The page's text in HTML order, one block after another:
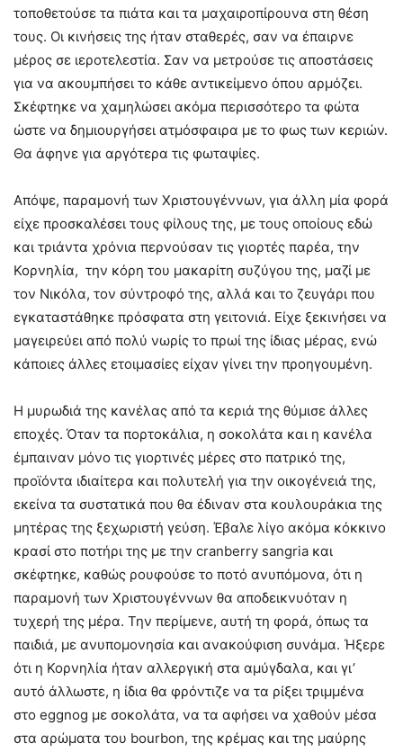
τοποθετούσε τα πιάτα και τα μαχαιροπίρουνα στη θέση
τους. Οι κινήσεις της ήταν σταθερές, σαν να έπαιρνε
μέρος σε ιεροτελεστία. Σαν να μετρούσε τις αποστάσεις
για να ακουμπήσει το κάθε αντικείμενο όπου αρμόζει.
Σκέφτηκε να χαμηλώσει ακόμα περισσότερο τα φώτα
ώστε να δημιουργήσει ατμόσφαιρα με το φως των κεριών.
Θα άφηνε για αργότερα τις φωταψίες.
Απόψε, παραμονή των Χριστουγέννων, για άλλη μία φορά
είχε προσκαλέσει τους φίλους της, με τους οποίους εδώ
και τριάντα χρόνια περνούσαν τις γιορτές παρέα, την
Κορνηλία, την κόρη του μακαρίτη συζύγου της, μαζί με
τον Νικόλα, τον σύντροφό της, αλλά και το ζευγάρι που
εγκαταστάθηκε πρόσφατα στη γειτονιά. Είχε ξεκινήσει να
μαγειρεύει από πολύ νωρίς το πρωί της ίδιας μέρας, ενώ
κάποιες άλλες ετοιμασίες είχαν γίνει την προηγουμένη.
Η μυρωδιά της κανέλας από τα κεριά της θύμισε άλλες
εποχές. Όταν τα πορτοκάλια, η σοκολάτα και η κανέλα
έμπαιναν μόνο τις γιορτινές μέρες στο πατρικό της,
προϊόντα ιδιαίτερα και πολυτελή για την οικογένειά της,
εκείνα τα συστατικά που θα έδιναν στα κουλουράκια της
μητέρας της ξεχωριστή γεύση. Έβαλε λίγο ακόμα κόκκινο
κρασί στο ποτήρι της με την cranberry sangria και
σκέφτηκε, καθώς ρουφούσε το ποτό ανυπόμονα, ότι η
παραμονή των Χριστουγέννων θα αποδεικνυόταν η
τυχερή της μέρα. Την περίμενε, αυτή τη φορά, όπως τα
παιδιά, με ανυπομονησία και ανακούφιση συνάμα. Ήξερε
ότι η Κορνηλία ήταν αλλεργική στα αμύγδαλα, και γι’
αυτό άλλωστε, η ίδια θα φρόντιζε να τα ρίξει τριμμένα
στο eggnog με σοκολάτα, να τα αφήσει να χαθούν μέσα
στα αρώματα του bourbon, της κρέμας και της μαύρης